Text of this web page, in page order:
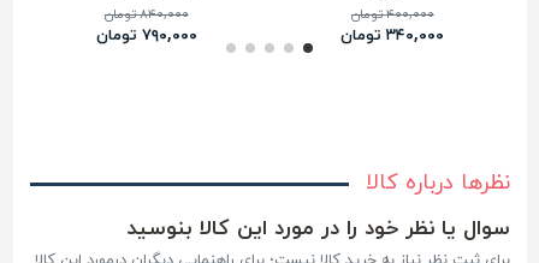
۴۰۰,۰۰۰ تومان
۳۴۰,۰۰۰ تومان
۸۴۰,۰۰۰ تومان
۷۹۰,۰۰۰ تومان
نظرها درباره کالا
سوال یا نظر خود را در مورد این کالا بنوسید